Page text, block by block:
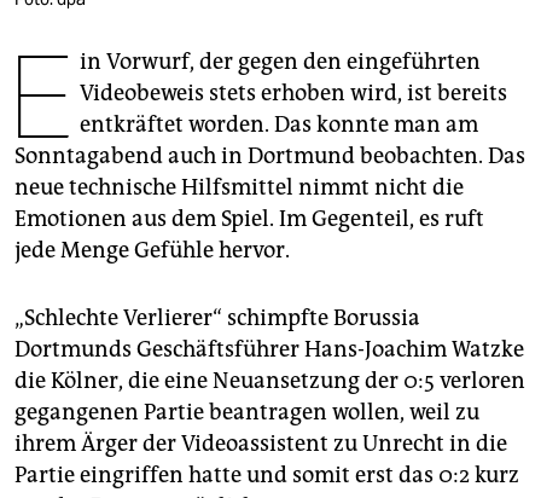
unterstützen
genossenschaft
epaper login
E in Vorwurf, der gegen den eingeführten
Videobeweis stets erhoben wird, ist bereits
entkräftet worden. Das konnte man am
Sonntagabend auch in Dortmund beobachten. Das
neue technische Hilfsmittel nimmt nicht die
Emotionen aus dem Spiel. Im Gegenteil, es ruft
jede Menge Gefühle hervor.
„Schlechte Verlierer“ schimpfte Borussia
Dortmunds Geschäftsführer Hans-Joachim Watzke
die Kölner, die eine Neuansetzung der 0:5 verloren
gegangenen Partie beantragen wollen, weil zu
ihrem Ärger der Videoassistent zu Unrecht in die
Partie eingriffen hatte und somit erst das 0:2 kurz